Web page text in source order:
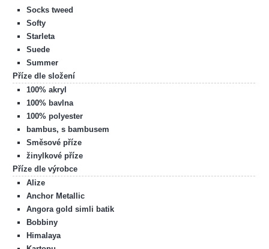
Socks tweed
Softy
Starleta
Suede
Summer
Příze dle složení
100% akryl
100% bavlna
100% polyester
bambus, s bambusem
Směsové příze
žinylkové příze
Příze dle výrobce
Alize
Anchor Metallic
Angora gold simli batik
Bobbiny
Himalaya